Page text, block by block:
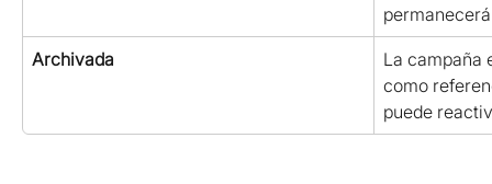
Archivada
La campaña
como
puede